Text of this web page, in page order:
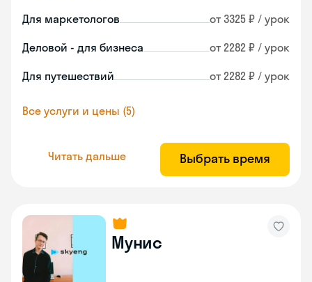
Для маркетологов от 3325 ₽ / урок
Деловой - для бизнеса от 2282 ₽ / урок
Для путешествий от 2282 ₽ / урок
Все услуги и цены (5)
Читать дальше Выбрать время
Мунис